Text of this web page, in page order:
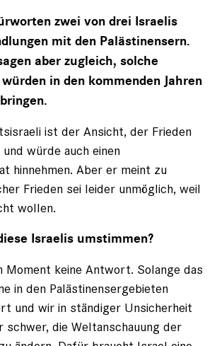
zwei von drei Israelis
mit den Palästinensern.
aber zugleich, solche
in den kommenden Jahren
ist der Ansicht, der Frieden
würde auch einen
hinnehmen. Aber er meint zu
Frieden sei leider unmöglich, weil
wollen.
Israelis umstimmen?
Moment keine Antwort. Solange das
in den Palästinensergebieten
und wir in ständiger Unsicherheit
schwer, die Weltanschauung der